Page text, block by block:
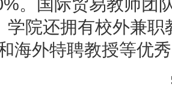
学院还拥有校外兼
海外特聘教授等优